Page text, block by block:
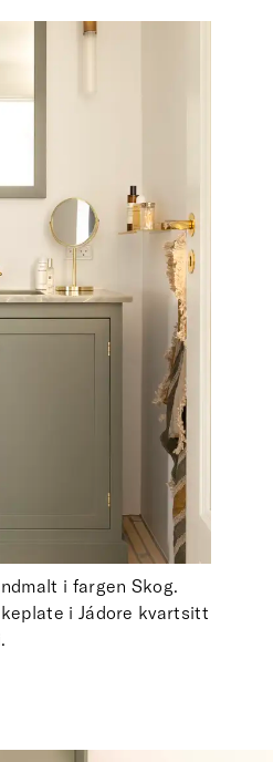
i fargen Skog.
i Jádore kvartsitt